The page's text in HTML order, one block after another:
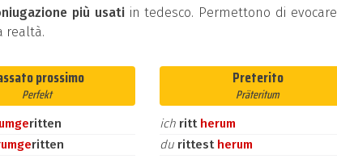
più usati in tedesco. Permettono di evocare
realtà.
prossimo
Perfekt
geritten
geritten
Preterito
Präteritum
ich ritt herum
du rittest herum